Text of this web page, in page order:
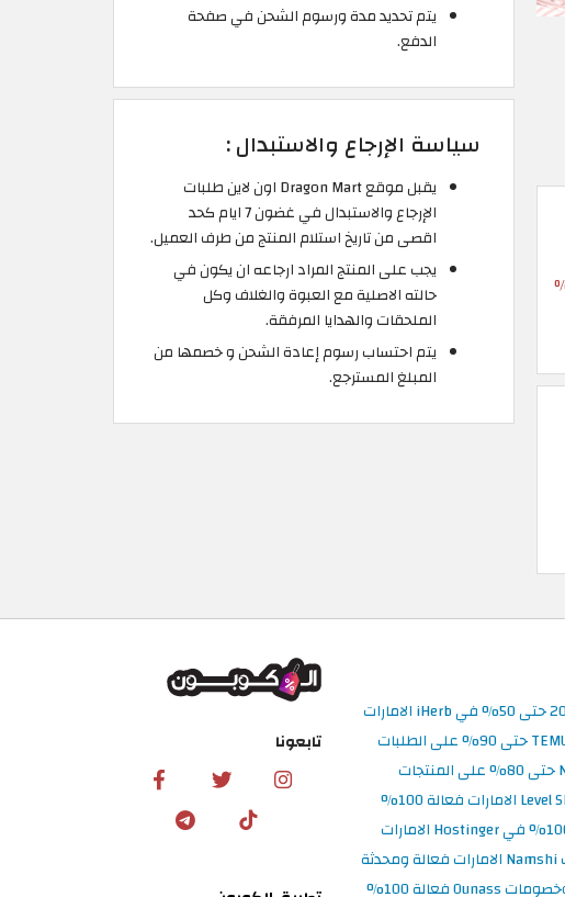
يتم تحديد مدة ورسوم الشحن في صفحة
الدفع.
سياسة الإرجاع والاستبدال :
يقبل موقع Dragon Mart اون لاين طلبات
الإرجاع والاستبدال في غضون 7 ايام كحد
اقصى من تاريخ استلام المنتج من طرف العميل.
يجب على المنتج المراد ارجاعه ان يكون في
حالته الاصلية مع العبوة والغلاف وكل
الملحقات والهدايا المرفقة.
يتم احتساب رسوم إعادة الشحن و خصمها من
المبلغ المسترجع.
تابعونا